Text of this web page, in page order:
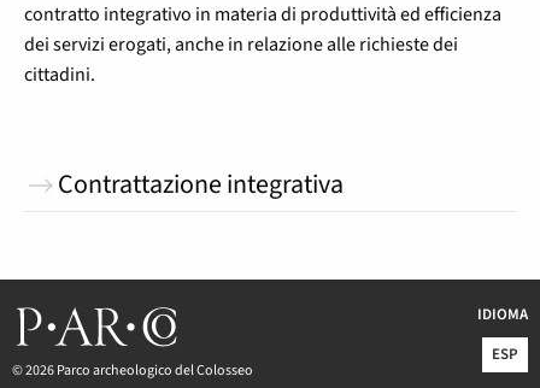
contratto integrativo in materia di produttività ed efficienza
dei servizi erogati, anche in relazione alle richieste dei
cittadini.
Contrattazione integrativa
© 2026 Parco archeologico del Colosseo
IDIOMA
ESP